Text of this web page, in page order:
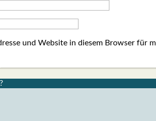
und Website in diesem Browser für